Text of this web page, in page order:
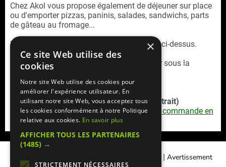
Chez Akol vous propose également de déjeuner sur place
ou d'emporter pizzas, paninis, salades, sandwichs, parts
de gâteau au fromage...
La carte Chez Akol traiteur est consultable ci-dessus.
Le restaurant Traiteur Chez Akol est cacher sous la
surveillance du Beth Din de Paris.
Service commande en ligne (livraison / retrait)
Chez Akol Pur Beurre Retrouvez lacarte de commande en
lignesur la plateformeMangercacher.com
| Avertissement
×
Ce site Web utilise des
cookies
Notre site Web utilise des cookies pour
améliorer l'expérience utilisateur. En
utilisant notre site Web, vous acceptez tous
les cookies conformément à notre Politique
relative aux cookies. En savoir plus
AFFICHER TOUS LES PARTENAIRES
(1485) →
STRICTEMENT NÉCESSAIRES